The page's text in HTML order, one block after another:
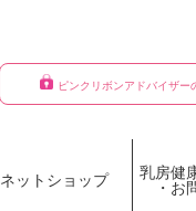
ピンクリボンアドバイザー
ネットショップ
乳房健
・お